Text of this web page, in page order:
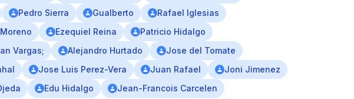
Pedro Sierra Gualberto
Rafael Iglesias
Ezequiel Reina
Patricio Hidalgo
Vargas; Alejandro Hurtado
Jose del Tomate
Jose Luis Perez-Vera Juan Rafael
Joni Jimenez
Edu Hidalgo Jean-Francois Carcelen